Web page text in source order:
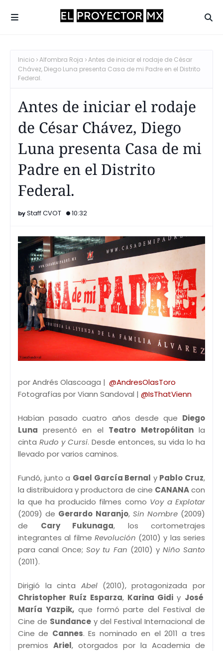
Inicio Alfombra Roja
Antes de iniciar el rodaje de César
Chávez, Diego Luna presenta Casa de mi Padre en el Distrito
Federal.
Antes de iniciar el rodaje
de César Chávez, Diego
Luna presenta Casa de mi
Padre en el Distrito
Federal.
Staff CVOT 10:32
por Andrés Olascoaga | @AndresOlasToro
Fotografías por Viann Sandoval | @IsThatVienn
Habían pasado cuatro años desde que Diego
Luna presentó en el Teatro Metropólitanla
cinta Rudo y Cursi. Desde entonces, su vida lo ha
llevado por varios caminos.
Fundó, junto a Gael García Bernal y Pablo Cruz,
la distribuidora y productora de cine CANANAcon
la que ha producido filmes como Voy a Explotar
(2009) de Gerardo Naranjo, Sin Nombre(2009)
de Cary Fukunaga, los cortometrajes
integrantes al filme Revolución (2010) y las series
para canal Once;Soy tu Fan (2010) y Niño Santo
(2011).
Dirigió la cinta Abel (2010), protagonizada por
Christopher Ruíz Esparza, Karina Gidi y José
María Yazpik,que formó parte del Festival de
Cine de Sundance y del Festival Internacional de
Cine de Cannes. Es nominado en el 2011 a tres
premios Ariel, otorgados por la Academia de